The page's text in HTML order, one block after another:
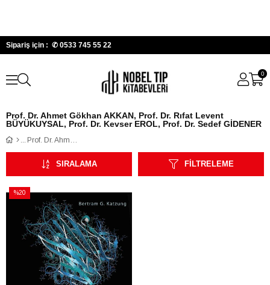
Sipariş için : ✆ 0533 745 55 22
0
Prof. Dr. Ahmet Gökhan AKKAN, Prof. Dr. Rıfat Levent
BÜYÜKUYSAL, Prof. Dr. Kevser EROL, Prof. Dr. Sedef GİDENER
Prof. Dr. Ahmet Gökhan AKKAN, Prof. Dr. Rıfat Levent BÜYÜKUYSAL, Prof. Dr. Kevser EROL, Prof. Dr. Sedef GİDENER
FILTRELEME
SIRALAMA
%20
%20İndirim